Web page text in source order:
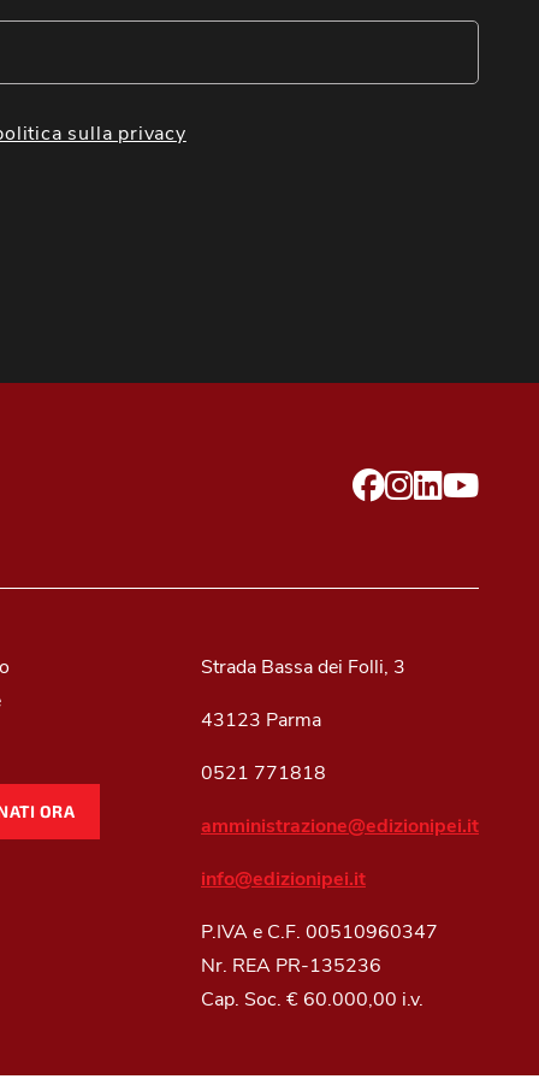
sulla privacy
ORA
Strada Bassa dei Folli, 3
43123 Parma
0521 771818
amministrazione@edizionipei.it
info@edizionipei.it
P.IVA e C.F. 00510960347
Nr. REA PR-135236
Cap. Soc. € 60.000,00 i.v.